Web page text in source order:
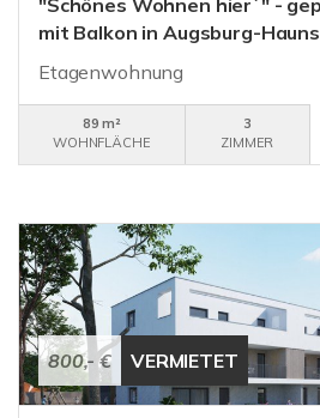
"Schönes Wohnen hier`" -
mit Balkon in Augsburg-
Etagenwohnung
89 m²
WOHNFLÄCHE
3
ZIMMER
800,- € VERMIETET